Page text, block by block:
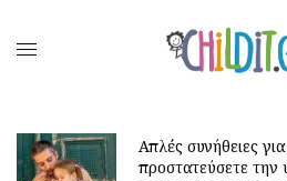
Απλές συνήθειες για να
προστατεύσετε την υγεία